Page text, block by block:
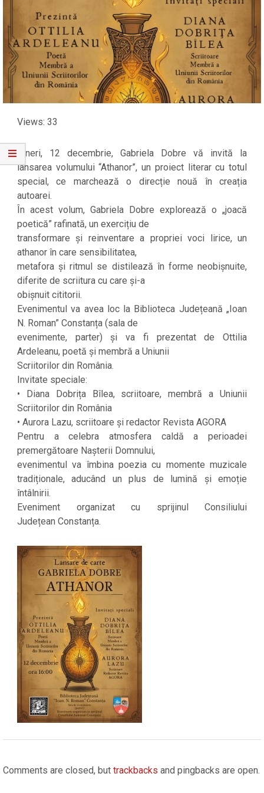
Views: 33
Vineri, 12 decembrie, Gabriela Dobre vă invită la
lansarea volumului “Athanor”, un proiect literar cu totul
special, ce marchează o direcție nouă în creația
autoarei.
În acest volum, Gabriela Dobre explorează o „joacă
poetică” rafinată, un exercițiu de
transformare și reinventare a propriei voci lirice, un
athanor în care sensibilitatea,
metafora și ritmul se distilează în forme neobișnuite,
diferite de scriitura cu care și-a
obișnuit cititorii.
Evenimentul va avea loc la Biblioteca Județeană „Ioan
N. Roman” Constanța (sala de
evenimente, parter) și va fi prezentat de Ottilia
Ardeleanu, poetă și membră a Uniunii
Scriitorilor din România.
Invitate speciale:
• Diana Dobrița Bîlea, scriitoare, membră a Uniunii
Scriitorilor din România
• Aurora Lazu, scriitoare și redactor Revista AGORA
Pentru a celebra atmosfera caldă a perioadei
premergătoare Nașterii Domnului,
evenimentul va îmbina poezia cu momente muzicale
tradiționale, aducând un plus de lumină și emoție
întâlnirii.
Eveniment organizat cu sprijinul Consiliului
Județean Constanța.
12
Comments are closed, but trackbacks and pingbacks are open.